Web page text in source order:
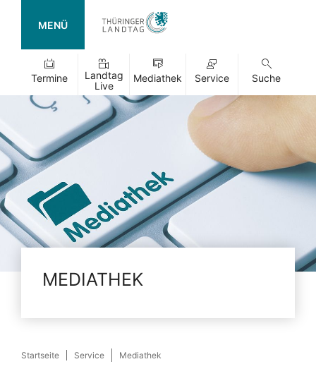
MENÜ
Termine
Landtag
Live
Mediathek Service Suche
MEDIATHEK
Startseite Service Mediathek